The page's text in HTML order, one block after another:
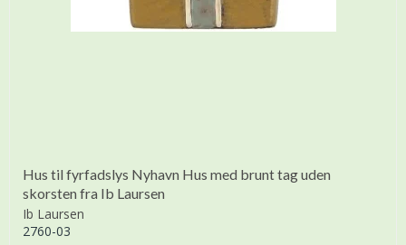
Hus til fyrfadslys Nyhavn Hus med brunt tag uden
skorsten fra Ib Laursen
Ib Laursen
2760-03